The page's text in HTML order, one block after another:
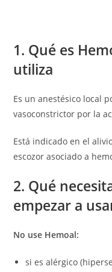
1. Qué es
utiliza
Es un anestésico local
vasoconstrictor por la
Está indicado en el
escozor asociado a
2. Qué
empezar a
No use Hemoal:
si es alérgico